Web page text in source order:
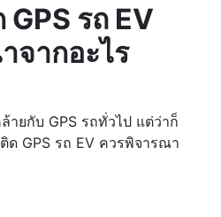
GPS รถ EV
จากอะไร
ายกับ GPS รถทั่วไป แต่ว่าก็
GPS รถ EV ควรพิจารณา